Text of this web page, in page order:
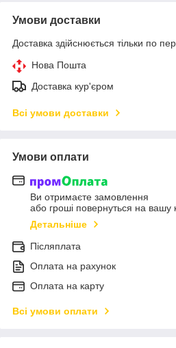
Умови доставки
Доставка здійснюється тільки по
Нова Пошта
Доставка кур'єром
Всі умови доставки
Умови оплати
Ви отримаєте замовлення
або гроші повернуться на вашу
Детальніше
Післяплата
Оплата на рахунок
Оплата на карту
Всі умови оплати